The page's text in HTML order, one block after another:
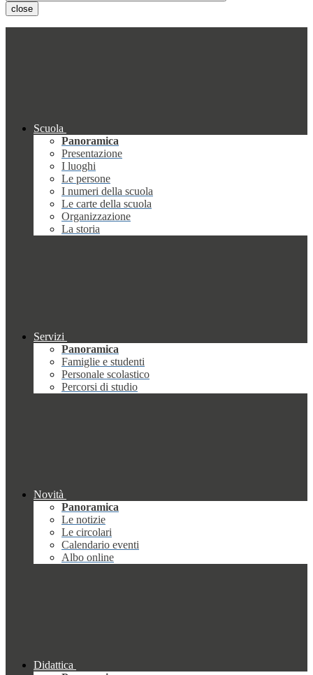
close
Scuola
Panoramica
Presentazione
I luoghi
Le persone
I numeri della scuola
Le carte della scuola
Organizzazione
La storia
Servizi
Panoramica
Famiglie e studenti
Personale scolastico
Percorsi di studio
Novità
Panoramica
Le notizie
Le circolari
Calendario eventi
Albo online
Didattica